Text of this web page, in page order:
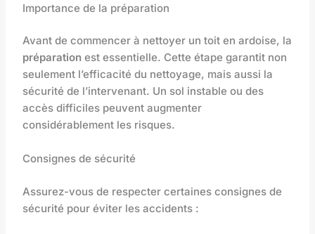
Importance de la préparation
Avant de commencer à nettoyer un toit en ardoise, la
préparation est essentielle. Cette étape garantit non
seulement l’efficacité du nettoyage, mais aussi la
sécurité de l’intervenant. Un sol instable ou des
accès difficiles peuvent augmenter
considérablement les risques.
Consignes de sécurité
Assurez-vous de respecter certaines consignes de
sécurité pour éviter les accidents :